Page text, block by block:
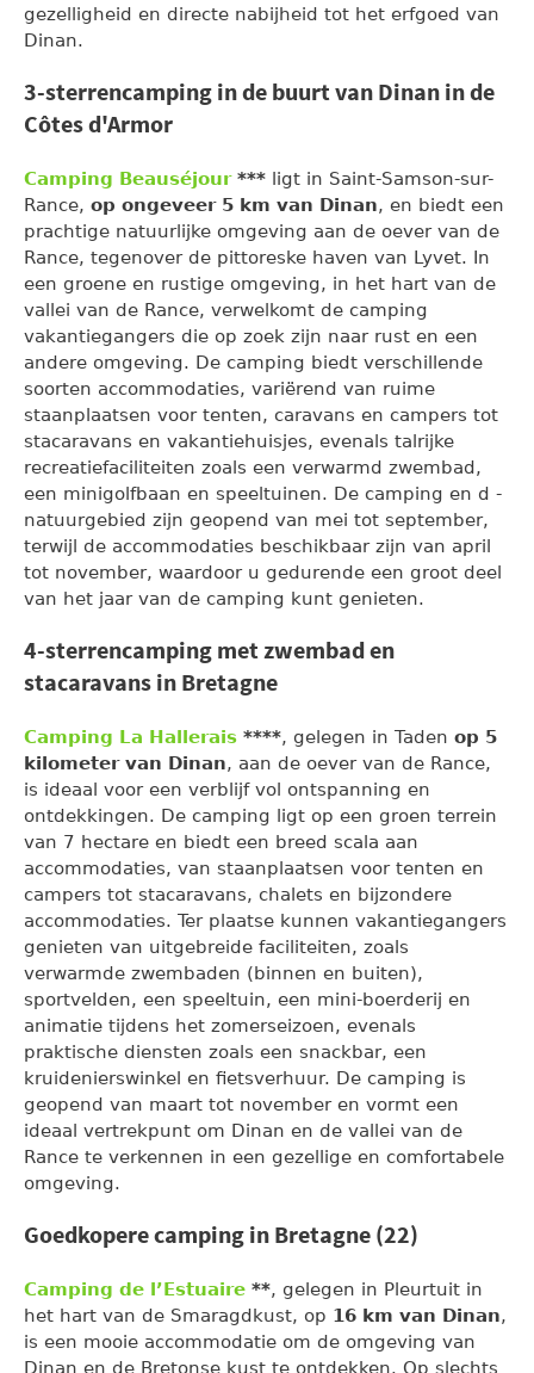
gezelligheid en directe nabijheid tot het erfgoed van
Dinan.
3-sterrencamping in de buurt van Dinan in de
Côtes d'Armor
Camping Beauséjour*** ligt in Saint-Samson-sur-
Rance, op ongeveer 5 km van Dinan, en biedt een
prachtige natuurlijke omgeving aan de oever van de
Rance, tegenover de pittoreske haven van Lyvet. In
een groene en rustige omgeving, in het hart van de
vallei van de Rance, verwelkomt de camping
vakantiegangers die op zoek zijn naar rust en een
andere omgeving. De camping biedt verschillende
soorten accommodaties, variërend van ruime
staanplaatsen voor tenten, caravans en campers tot
stacaravans en vakantiehuisjes, evenals talrijke
recreatiefaciliteiten zoals een verwarmd zwembad,
een minigolfbaan en speeltuinen. De camping en d -
natuurgebied zijn geopend van mei tot september,
terwijl de accommodaties beschikbaar zijn van april
tot november, waardoor u gedurende een groot deel
van het jaar van de camping kunt genieten.
4-sterrencamping met zwembad en
stacaravans in Bretagne
Camping La Hallerais ****, gelegen in Taden op 5
kilometer van Dinan, aan de oever van de Rance,
is ideaal voor een verblijf vol ontspanning en
ontdekkingen. De camping ligt op een groen terrein
van 7 hectare en biedt een breed scala aan
accommodaties, van staanplaatsen voor tenten en
campers tot stacaravans, chalets en bijzondere
accommodaties. Ter plaatse kunnen vakantiegangers
genieten van uitgebreide faciliteiten, zoals
verwarmde zwembaden (binnen en buiten),
sportvelden, een speeltuin, een mini-boerderij en
animatie tijdens het zomerseizoen, evenals
praktische diensten zoals een snackbar, een
kruidenierswinkel en fietsverhuur. De camping is
geopend van maart tot november en vormt een
ideaal vertrekpunt om Dinan en de vallei van de
Rance te verkennen in een gezellige en comfortabele
omgeving.
Goedkopere camping in Bretagne (22)
Camping de l’Estuaire **, gelegen in Pleurtuit in
het hart van de Smaragdkust, op 16 km van Dinan,
is een mooie accommodatie om de omgeving van
Dinan en de Bretonse kust te ontdekken. Op slechts